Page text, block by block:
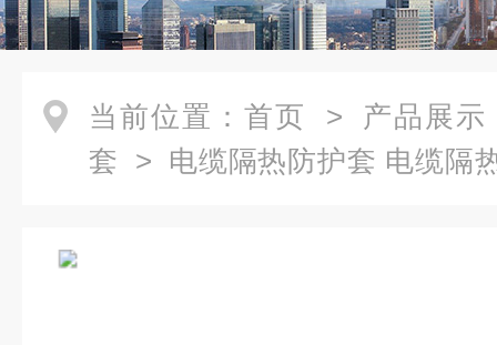
当前位置： 首页 > 产品展示
套 > 电缆隔热防护套 电缆隔